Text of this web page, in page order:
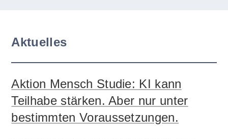
Aktuelles
Aktion Mensch Studie: KI kann
Teilhabe stärken. Aber nur unter
bestimmten Voraussetzungen.